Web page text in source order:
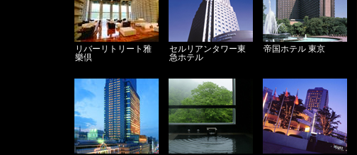
リバーリトリート雅
樂倶
セルリアンタワー東
急ホテル
帝国ホテル 東京